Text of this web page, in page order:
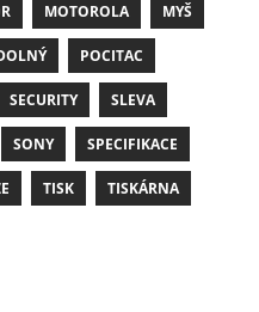
MOTOROLA MYŠ
POCITAC
SECURITY SLEVA
SONY SPECIFIKACE
TISK TISKÁRNA